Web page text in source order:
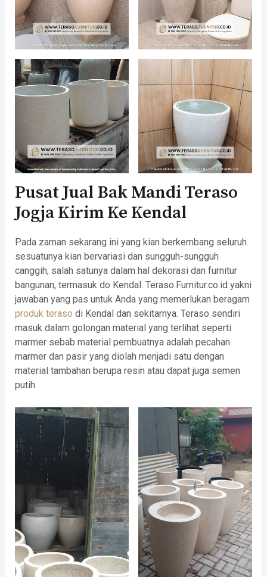
Pusat Jual Bak Mandi Teraso
Jogja Kirim Ke Kendal
Pada zaman sekarang ini yang kian berkembang seluruh
sesuatunya kian bervariasi dan sungguh-sungguh
canggih, salah satunya dalam hal dekorasi dan furnitur
bangunan, termasuk do Kendal. Teraso.Furnitur.co.id yakni
jawaban yang pas untuk Anda yang memerlukan beragam
produk teraso di Kendal dan sekitarnya. Teraso sendiri
masuk dalam golongan material yang terlihat seperti
marmer sebab material pembuatnya adalah pecahan
marmer dan pasir yang diolah menjadi satu dengan
material tambahan berupa resin atau dapat juga semen
putih.